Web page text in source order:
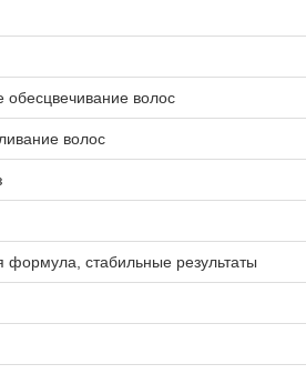
волос
волос
стабильные результаты